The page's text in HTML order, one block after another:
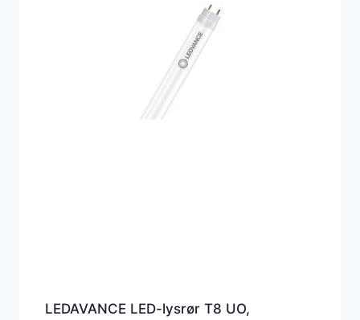
LEDAVANCE LED-lysrør T8 UO,